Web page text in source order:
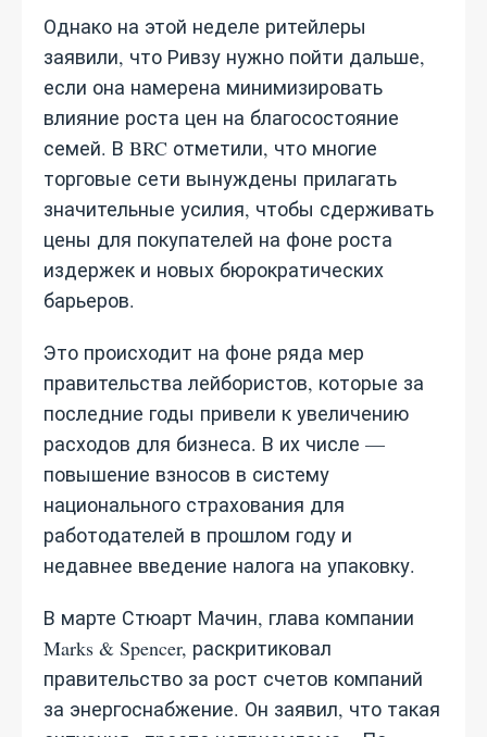
Однако на этой неделе ритейлеры
заявили, что Ривзу нужно пойти дальше,
если она намерена минимизировать
влияние роста цен на благосостояние
семей. В BRC отметили, что многие
торговые сети вынуждены прилагать
значительные усилия, чтобы сдерживать
цены для покупателей на фоне роста
издержек и новых бюрократических
барьеров.
Это происходит на фоне ряда мер
правительства лейбористов, которые за
последние годы привели к увеличению
расходов для бизнеса. В их числе —
повышение взносов в систему
национального страхования для
работодателей в прошлом году и
недавнее введение налога на упаковку.
В марте Стюарт Мачин, глава компании
Marks & Spencer, раскритиковал
правительство за рост счетов компаний
за энергоснабжение. Он заявил, что такая